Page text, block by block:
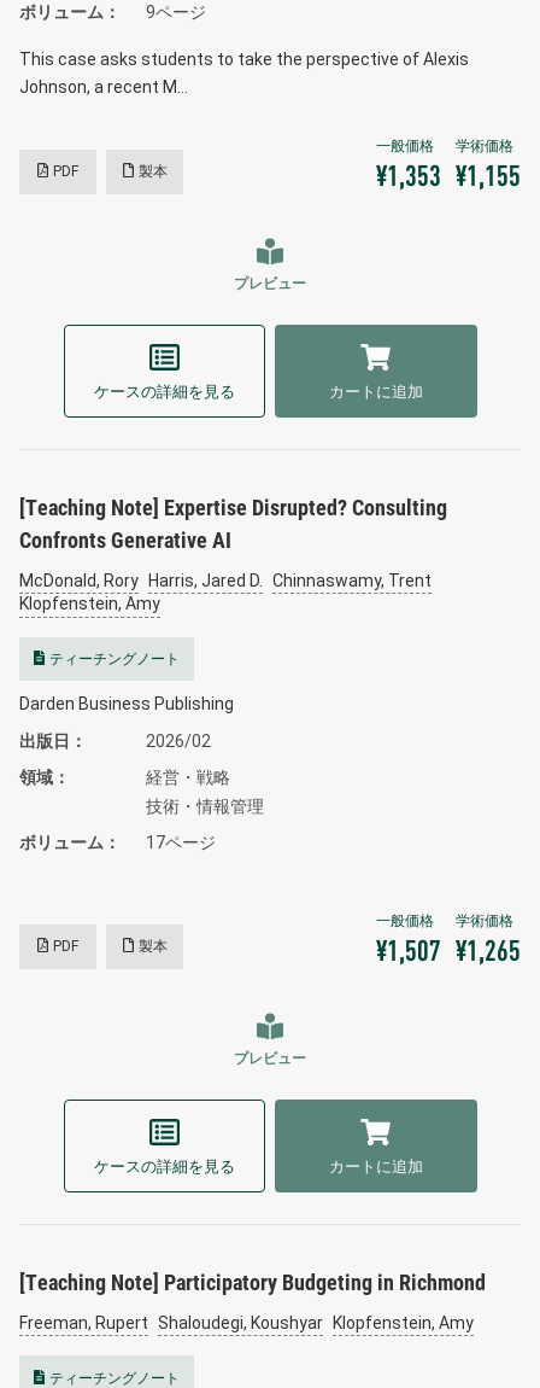
ボリューム 9ページ
This case asks students to take the perspective of Alexis
Johnson, a recent M…
PDF 製本 ¥1,353 ¥1,155
プレビュー
ケースの詳細を見る カートに追加
[Teaching Note] Expertise Disrupted? Consulting
Confronts Generative AI
McDonald, Rory Harris, Jared D. Chinnaswamy, Trent
Klopfenstein, Amy
ティーチングノート
Darden Business Publishing
出版日
2026/02
領域
経営・戦略
技術・情報管理
ボリューム
17ページ
PDF 製本 ¥1,507 ¥1,265
プレビュー
ケースの詳細を見る カートに追加
[Teaching Note] Participatory Budgeting in Richmond
Freeman, Rupert Shaloudegi, Koushyar Klopfenstein, Amy
ティーチングノート